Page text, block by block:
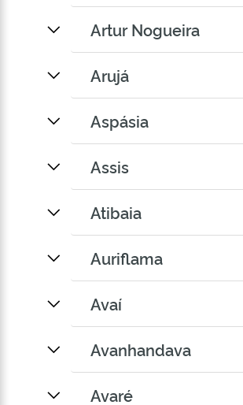
Artur Nogueira
Arujá
Aspásia
Assis
Atibaia
Auriflama
Avaí
Avanhandava
Avaré